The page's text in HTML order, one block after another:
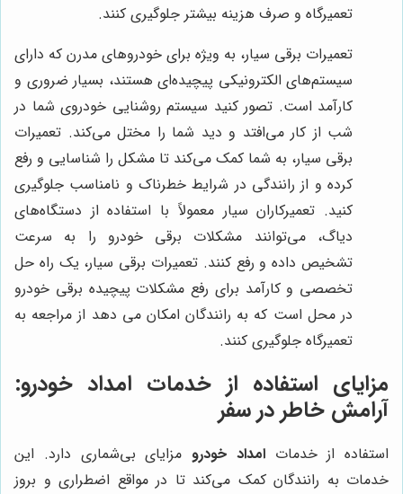
تعمیرگاه و صرف هزینه بیشتر جلوگیری کنند.
تعمیرات برقی سیار، به ویژه برای خودروهای مدرن که دارای
سیستم‌های الکترونیکی پیچیده‌ای هستند، بسیار ضروری و
کارآمد است. تصور کنید سیستم روشنایی خودروی شما در
شب از کار می‌افتد و دید شما را مختل می‌کند. تعمیرات
برقی سیار، به شما کمک می‌کند تا مشکل را شناسایی و رفع
کرده و از رانندگی در شرایط خطرناک و نامناسب جلوگیری
کنید. تعمیرکاران سیار معمولاً با استفاده از دستگاه‌های
دیاگ، می‌توانند مشکلات برقی خودرو را به سرعت
تشخیص داده و رفع کنند. تعمیرات برقی سیار، یک راه حل
تخصصی و کارآمد برای رفع مشکلات پیچیده برقی خودرو
در محل است که به رانندگان امکان می دهد از مراجعه به
تعمیرگاه جلوگیری کنند.
مزایای استفاده از خدمات امداد خودرو:
آرامش خاطر در سفر
استفاده از خدماتامداد خودرو مزایای بی‌شماری دارد. این
خدمات به رانندگان کمک می‌کند تا در مواقع اضطراری و بروز